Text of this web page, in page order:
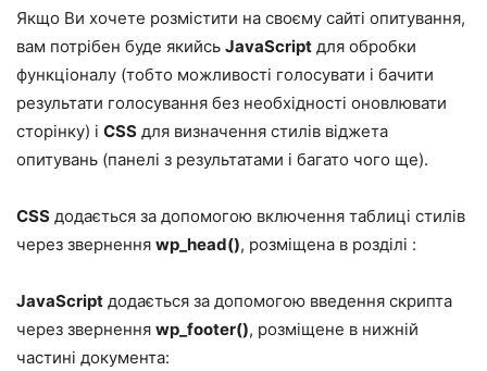
Якщо Ви хочете розмістити на своєму сайті опитування,
вам потрібен буде якийсь JavaScript для обробки
функціоналу (тобто можливості голосувати і бачити
результати голосування без необхідності оновлювати
сторінку) і CSS для визначення стилів віджета
опитувань (панелі з результатами і багато чого ще).
CSS додається за допомогою включення таблиці стилів
через звернення wp_head(), розміщена в розділі :
JavaScript додається за допомогою введення скрипта
через звернення wp_footer(), розміщене в нижній
частині документа: